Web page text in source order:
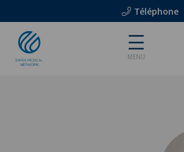
Téléphone
MENU